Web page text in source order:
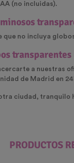
(no incluidas).
que no incluya
transparentes
a nuestras
de Madrid en
ciudad, tranquilo
PRODUCTOS